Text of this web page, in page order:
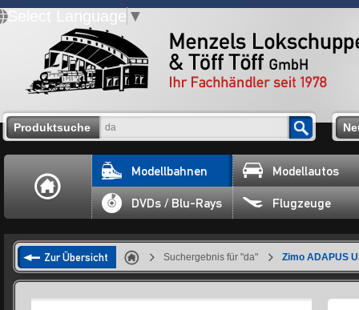
Select Language ▼
Produktsuche
Modellbahnen Modellautos
DVDs / Blu-Rays Flugzeuge
Zur Übersicht Suchergebnis für "da" Zimo ADAPUS